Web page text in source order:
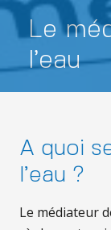
Le
l’eau
A quoi
l’eau ?
Le médiateur